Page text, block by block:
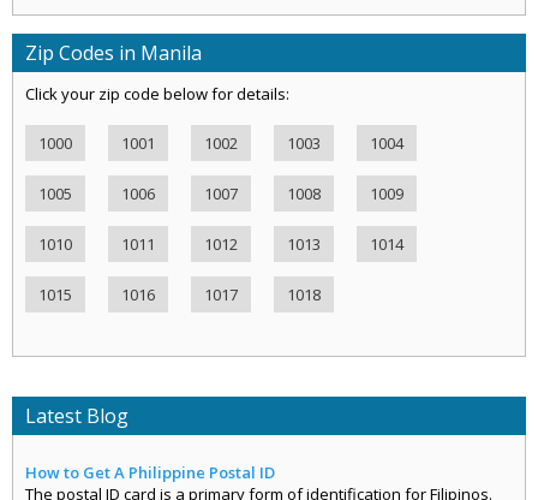
Zip Codes in Manila
Click your zip code below for details:
1000 1001 1002 1003 1004
1005 1006 1007 1008 1009
1010 1011 1012 1013 1014
1015 1016 1017 1018
Latest Blog
How to Get A Philippine Postal ID
The postal ID card is a primary form of identification for Filipinos.